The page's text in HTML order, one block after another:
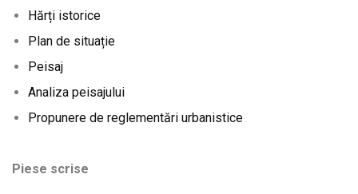
Hărți istorice
Plan de situație
Peisaj
Analiza peisajului
Propunere de reglementări urbanistice
Piese scrise